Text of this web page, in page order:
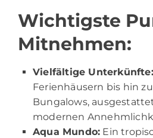
Wichtigste
Mitnehmen:
Vielfältige Unterkünfte:
Ferienhäusern bis hin
Bungalows,
modernen
Aqua Mundo: Ein